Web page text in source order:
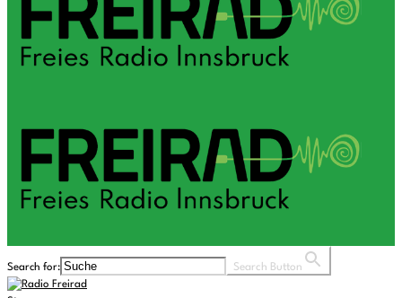
Search for: Search Button